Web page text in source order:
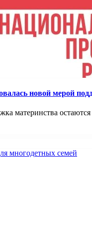
новой мерой
материнства